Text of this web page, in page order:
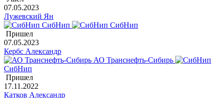
07.05.2023
Лужевский Ян
СибНип
СибНип
Пришел
07.05.2023
Кербс Александр
АО Транснефть-Сибирь
СибНип
Пришел
17.11.2022
Катков Александр